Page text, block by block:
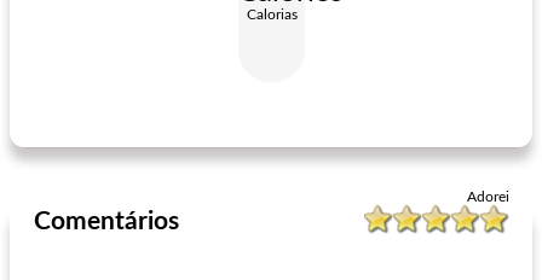
Calorias
Adorei
Comentários